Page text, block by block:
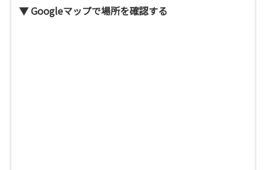
▼ Googleマップで場所を確認する